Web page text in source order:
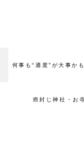
何事も“適度”が大事か
癌封じ神社・お